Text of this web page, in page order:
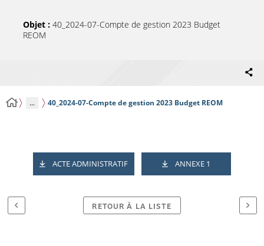
Objet : 40_2024-07-Compte de gestion 2023 Budget
REOM
... 40_2024-07-Compte de gestion 2023 Budget REOM
ACTE ADMINISTRATIF ANNEXE 1
RETOUR À LA LISTE